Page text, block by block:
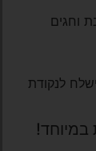
וחגים
לנקודת
במיוחד!